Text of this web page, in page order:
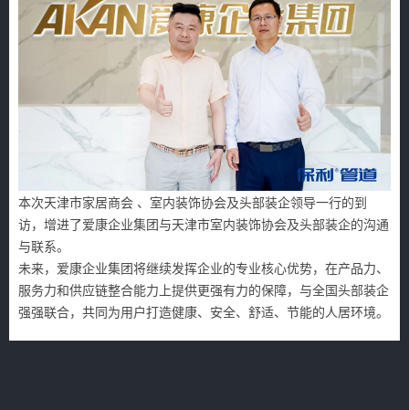
本次天津市家居商会 、室内装饰协会及头部装企领导一行的到
访，增进了爱康企业集团与天津市室内装饰协会及头部装企的沟通
与联系。
未来，爱康企业集团将继续发挥企业的专业核心优势，在产品力、
服务力和供应链整合能力上提供更强有力的保障，与全国头部装企
强强联合，共同为用户打造健康、安全、舒适、节能的人居环境。